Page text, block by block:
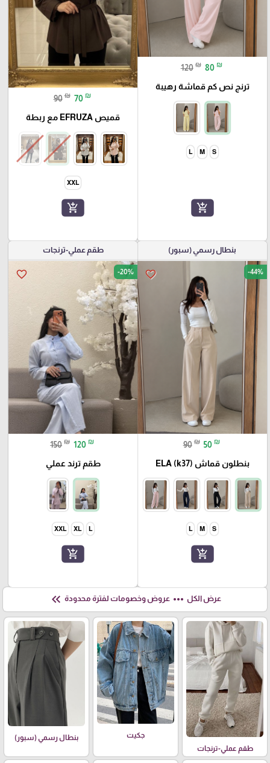
120 ₪ 80 ₪
ترنج نص كم قماشة رهيبة
S
M
L
add_shopping_cart
90 ₪ 70 ₪
قميص EFRUZA مع ربطة
XXL
add_shopping_cart
بنطال رسمي (سبور)
favorite_border -44%
90 ₪ 50 ₪
بنطلون قماش ELA (k37)
S
M
L
add_shopping_cart
طقم عملي-ترنجات
favorite_border -20%
150 ₪ 120 ₪
طقم ترند عملي
L
XL
XXL
add_shopping_cart
عرض الكل more_horiz عروض وخصومات لفترة محدودة keyboard_double_arrow_left
طقم عملي-ترنجات
جكيت بنطال رسمي (سبور)